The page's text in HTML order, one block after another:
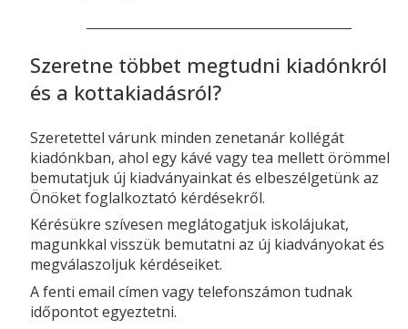
Szeretne többet megtudni kiadónkról
és a kottakiadásról?
Szeretettel várunk minden zenetanár kollégát
kiadónkban, ahol egy kávé vagy tea mellett örömmel
bemutatjuk új kiadványainkat és elbeszélgetünk az
Önöket foglalkoztató kérdésekről.
Kérésükre szívesen meglátogatjuk iskolájukat,
magunkkal visszük bemutatni az új kiadványokat és
megválaszoljuk kérdéseiket.
A fenti email címen vagy telefonszámon tudnak
időpontot egyeztetni.